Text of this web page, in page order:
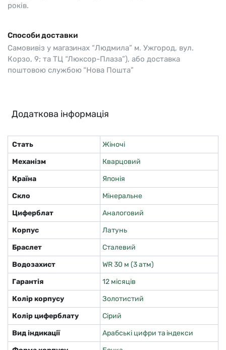
років.
Способи доставки
Самовивіз у магазинах “Людмила” м. Ужгород, вул.
Корзо, 9; та ТЦ “Люксор-Плаза”), або доставка
поштовою службою “Нова Пошта”
Додаткова інформація
Стать
Жіночі
Механізм
Кварцовий
Країна
Японія
Скло
Мінеральне
Циферблат
Аналоговий
Корпус
Латунь
Браслет
Сталевий
Водозахист
WR 30 м (3 атм)
Гарантія
12 місяців
Колір корпусу
Золотистий
Колір циферблату
Сірий
Вид індикації
Арабські цифри та індекси